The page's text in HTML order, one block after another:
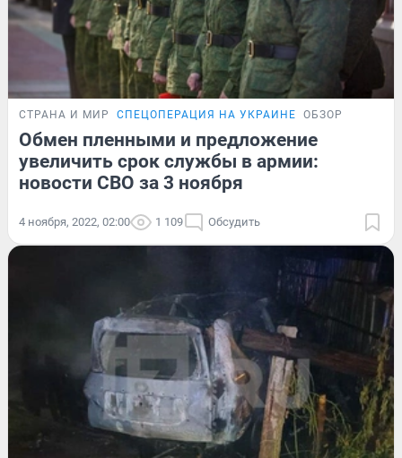
СТРАНА И МИР СПЕЦОПЕРАЦИЯ НА УКРАИНЕ ОБЗОР
Обмен пленными и предложение
увеличить срок службы в армии:
новости СВО за 3 ноября
4 ноября, 2022, 02:00 1 109 Обсудить